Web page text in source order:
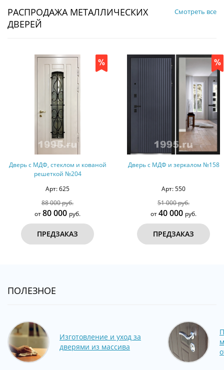
РАСПРОДАЖА МЕТАЛЛИЧЕСКИХ
ДВЕРЕЙ
Смотреть все
Дверь с МДФ, стеклом и кованой
решеткой №204
Арт: 625
88 000 руб.
от80 000 руб.
ПРЕДЗАКАЗ
Дверь с МДФ и зеркалом №158
Арт: 550
51 000 руб.
от40 000 руб.
ПРЕДЗАКАЗ
ПОЛЕЗНОЕ
Изготовление и уход за
дверями из массива